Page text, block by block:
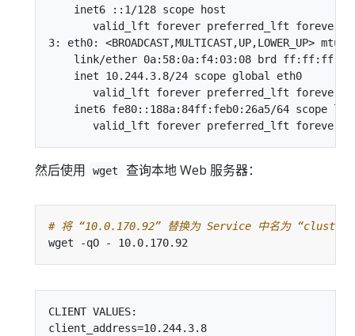
    inet6 ::1/128 scope host
       valid_lft forever preferred_lft forever
3: eth0: <BROADCAST,MULTICAST,UP,LOWER_UP>
link/ether 0a:58:0a:f4:03:08 brd
    inet 10.244.3.8/24 scope global eth0
       valid_lft forever preferred_lft forever
inet6 fe80::188a:84ff:feb0:26a5/64 scope
然后使用 wget 查询本地 Web 服务器：
# 将 “10.0.170.92” 替换为 Service 中名为
CLIENT VALUES:
client_address=10.244.3.8